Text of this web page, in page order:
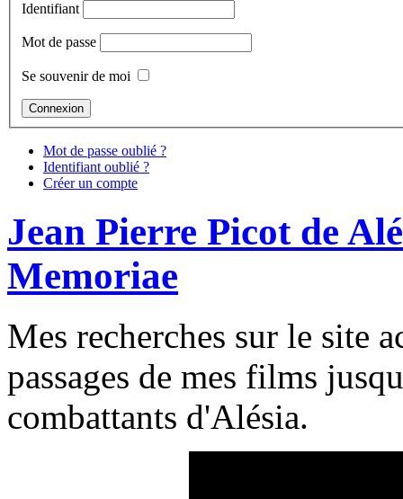
Identifiant
Mot de passe
Se souvenir de moi
Mot de passe oublié ?
Identifiant oublié ?
Créer un compte
Jean Pierre Picot de
Memoriae
Mes recherches sur le site
passages de mes films
combattants d'Alésia.